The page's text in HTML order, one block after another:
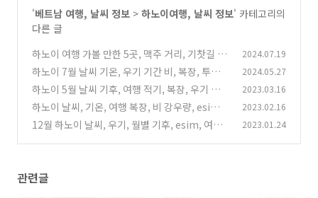
'베트남 여행, 날씨 정보 > 하노이여행, 날씨 정보' 카테고리의
다른 글
하노이 여행 가볼 만한 5곳, 맥주 거리, 기찻길 거
리, 나이트마켓, 고궁,군사박물관 위치, 시간, 비
용
(8)
2024.07.19
하노이 7월 날씨 기온, 우기 기간 비, 복장, 투어
추천, 항공권, 숙소 가격
(6)
2024.05.27
하노이 5월 날씨 기후, 여행 적기, 복장, 우기 기
간, 습도 , 숙소 가격 (0)
2023.03.16
하노이 날씨, 기온, 여행 복장, 비 강우량, esim,
호텔 가격 (8)
2023.02.16
12월 하노이 날씨, 우기, 월별 기후, esim, 여행
2023.01.24
관련글